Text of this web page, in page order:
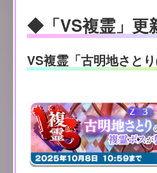
◆「VS複霊」更
VS複霊「古明地さと